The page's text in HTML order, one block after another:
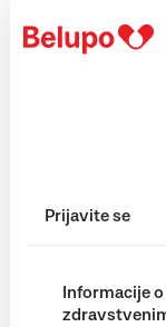
Prijavite se
Informacije